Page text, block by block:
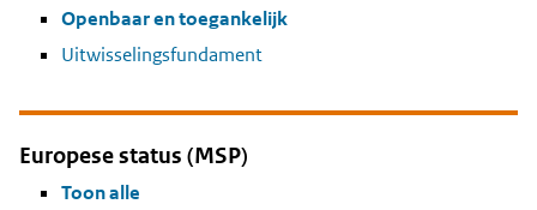
Openbaar en toegankelijk
Uitwisselingsfundament
Europese status (MSP)
Toon alle